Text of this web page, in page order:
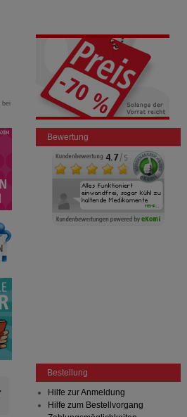
bei
Bewertung
Bestellung
Hilfe zur Anmeldung
Hilfe zum Bestellvorgang